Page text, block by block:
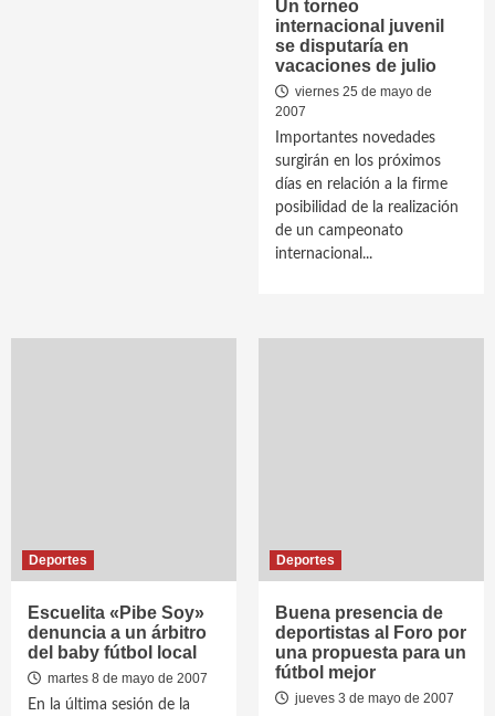
Un torneo
internacional juvenil
se disputaría en
vacaciones de julio
viernes 25 de mayo de
2007
Importantes novedades
surgirán en los próximos
días en relación a la firme
posibilidad de la realización
de un campeonato
internacional...
Deportes
Escuelita «Pibe Soy»
denuncia a un árbitro
del baby fútbol local
martes 8 de mayo de 2007
En la última sesión de la
Deportes
Buena presencia de
deportistas al Foro por
una propuesta para un
fútbol mejor
jueves 3 de mayo de 2007